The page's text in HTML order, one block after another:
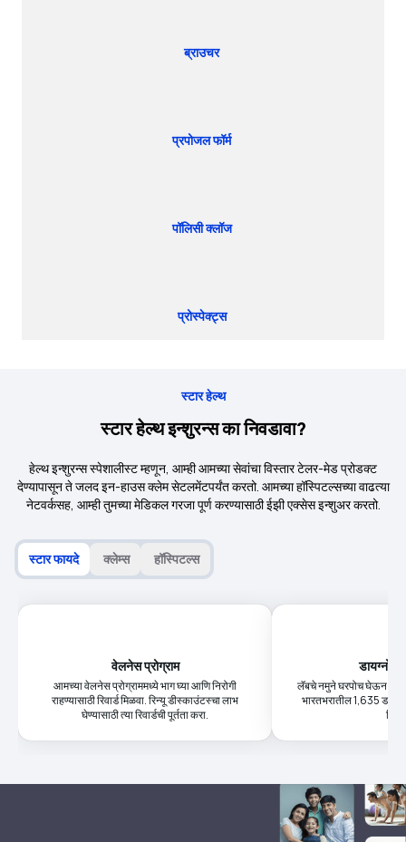
ब्राउचर
प्रपोजल फॉर्म
पॉलिसी क्लॉज
प्रोस्पेक्ट्स
स्टार हेल्थ
स्टार हेल्थ इन्शुरन्स का निवडावा?
हेल्थ इन्शुरन्स स्पेशालीस्ट म्हणून, आम्ही आमच्या सेवांचा विस्तार टेलर-मेड प्रोडक्ट
देण्यापासून ते जलद इन-हाउस क्लेम सेटलमेंटपर्यंत करतो. आमच्या हॉस्पिटल्सच्या वाढत्या
नेटवर्कसह, आम्ही तुमच्या मेडिकल गरजा पूर्ण करण्यासाठी ईझी एक्सेस इन्शुअर करतो.
स्टार फायदे क्लेम्स हॉस्पिटल्स
वेलनेस प्रोग्राम
आमच्या वेलनेस प्रोग्राममध्ये भाग घ्या आणि निरोगी
राहण्यासाठी रिवार्ड मिळवा. रिन्यू डीस्काउंटस्चा लाभ
घेण्यासाठी त्या रिवार्डची पूर्तता करा.
लॅबचे नमुने घरपोच घेऊन
भारतभरातील 1,635